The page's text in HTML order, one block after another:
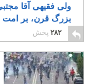
ولی فقیهی آقا
بزرگ قرن، بر امت
فراموشکار مبارک باد
۲۸۲ پخش